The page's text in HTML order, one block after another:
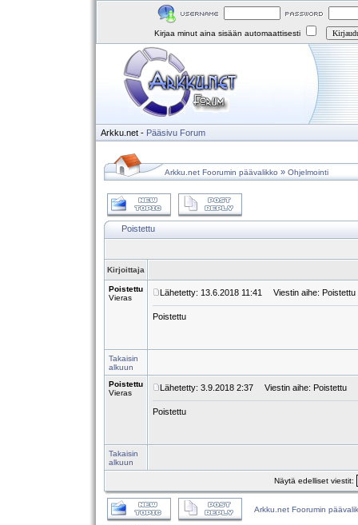
Kirjaa minut aina sisään automaattisesti
Arkku.net - Pääsivu Forum
Arkku.net Foorumin päävalikko » Ohjelmointi
Poistettu
Kirjoittaja
Poistettu
Vieras
Lähetetty: 13.6.2018 11:41 Viestin aihe: Poistettu
Poistettu
Takaisin
alkuun
Poistettu
Vieras
Lähetetty: 3.9.2018 2:37 Viestin aihe: Poistettu
Poistettu
Takaisin
alkuun
Näytä edelliset viestit:
Arkku.net Foorumin